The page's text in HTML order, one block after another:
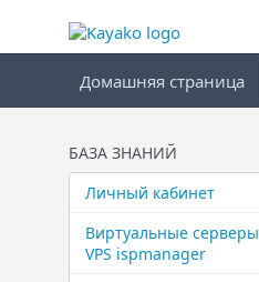
Домашняя страница
БАЗА ЗНАНИЙ
Личный кабинет
Виртуальные ​серверы
VPS ispmanager